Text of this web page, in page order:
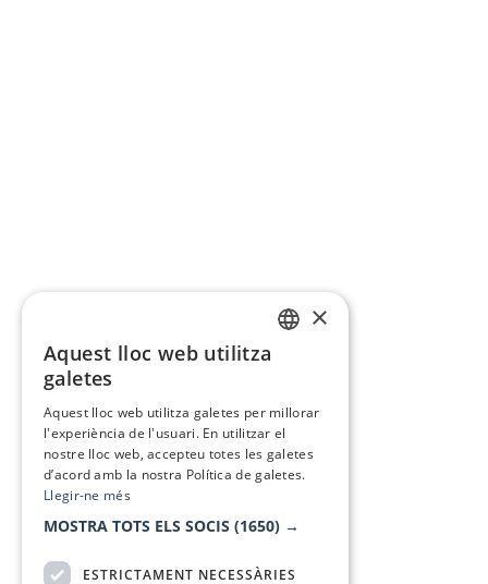
×
Aquest lloc web utilitza
galetes
Aquest lloc web utilitza galetes per millorar
l'experiència de l'usuari. En utilitzar el
nostre lloc web, accepteu totes les galetes
d’acord amb la nostra Política de galetes.
Llegir-ne més
MOSTRA TOTS ELS SOCIS (1650) →
ESTRICTAMENT NECESSÀRIES